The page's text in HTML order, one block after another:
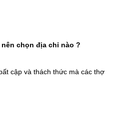
nên chọn địa chỉ nào ?
cập và thách thức mà các thợ